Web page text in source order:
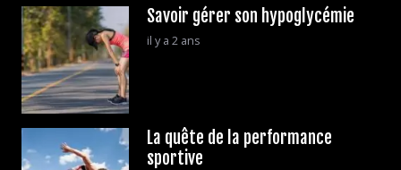
Savoir gérer son hypoglycémie
il y a 2 ans
La quête de la performance
sportive